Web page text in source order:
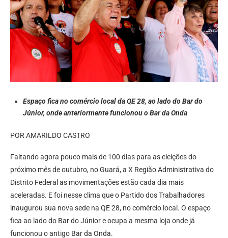
Espaço fica no comércio local da QE 28, ao lado do Bar do
Júnior, onde anteriormente funcionou o Bar da Onda
POR AMARILDO CASTRO
Faltando agora pouco mais de 100 dias para as eleições do
próximo mês de outubro, no Guará, a X Região Administrativa do
Distrito Federal as movimentações estão cada dia mais
aceleradas. E foi nesse clima que o Partido dos Trabalhadores
inaugurou sua nova sede na QE 28, no comércio local. O espaço
fica ao lado do Bar do Júnior e ocupa a mesma loja onde já
funcionou o antigo Bar da Onda.